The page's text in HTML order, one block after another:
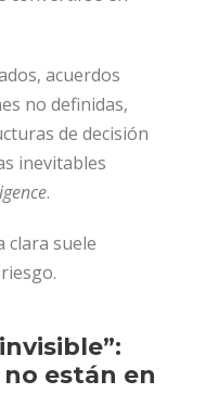
acuerdos
no definidas,
de decisión
inevitables
.
clara suele
están en